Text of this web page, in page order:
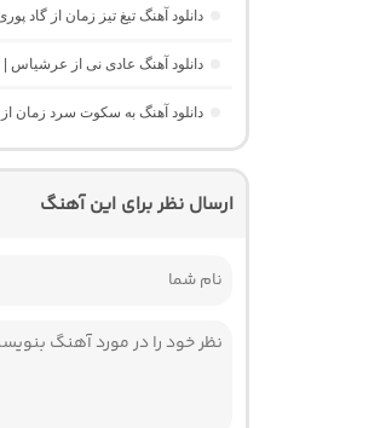
دانلود آهنگ تیغ تیز زمان از گاد
دانلود آهنگ عادی نی از عرشیاس
دانلود آهنگ به سکوت سرد زمان
ارسال نظر برای این آهنگ